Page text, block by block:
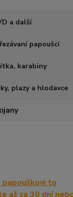
a další
papoušci
karabiny
plazy a hlodavce
to
až za 30 dní